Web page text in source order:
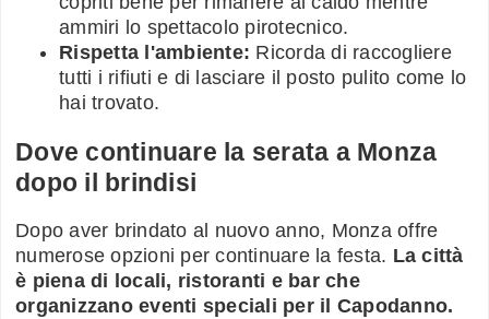
ammiri lo spettacolo pirotecnico.
Rispetta l'ambiente: Ricorda di raccogliere
tutti i rifiuti e di lasciare il posto pulito come lo
hai trovato.
Dove continuare la serata a Monza
dopo il brindisi
Dopo aver brindato al nuovo anno, Monza offre
numerose opzioni per continuare la festa. La città
è piena di locali, ristoranti e bar che
organizzano eventi speciali per il Capodanno.